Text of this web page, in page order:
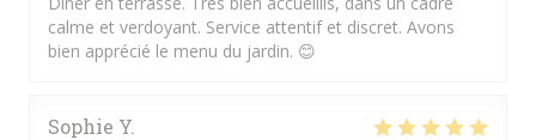
calme et verdoyant. Service attentif et discret. Avons
bien apprécié le menu du jardin. 😊
Sophie Y